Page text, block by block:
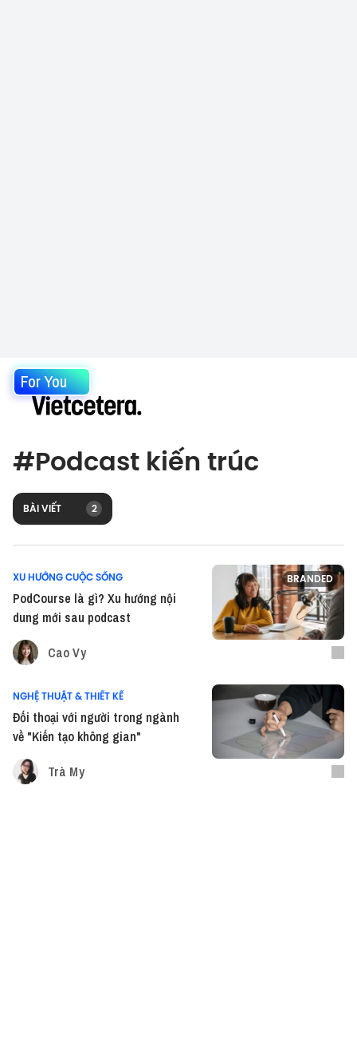
For You
#Podcast kiến trúc
BÀI VIẾT 2
BRANDED
XU HƯỚNG CUỘC SỐNG
PodCourse là gì? Xu hướng nội
dung mới sau podcast
Cao Vy
NGHỆ THUẬT & THIẾT KẾ
Đối thoại với người trong ngành
về "Kiến tạo không gian"
Trà My